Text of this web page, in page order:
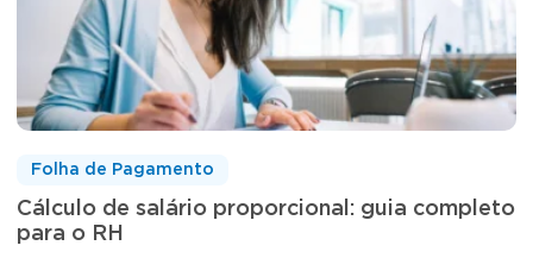
Cálculo de salário proporcional: guia completo
para o RH
Folha de Pagamento